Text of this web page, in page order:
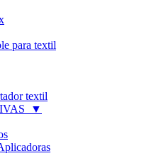
para textil
textil
▼